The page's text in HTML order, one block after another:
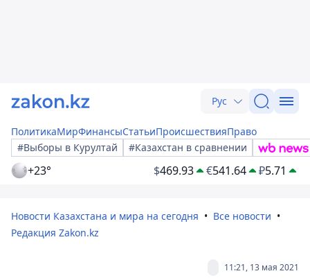
Рус
ПолитикаМирФинансыСтатьиПроисшествияПраво
#Выборы в Курултай
#Казахстан в сравнении
+23° $469.93 €541.64 ₽5.71
Новости Казахстана и мира на сегодня
Все новости
Редакция Zakon.kz
11:21, 13 мая 2021